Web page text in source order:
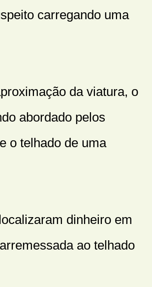
carregando uma
da viatura, o
abordado pelos
o telhado de uma
dinheiro em
ao telhado